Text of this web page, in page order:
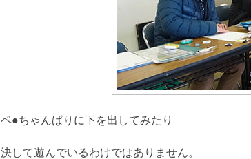
ペ●ちゃんばりに下を出してみたり
決して遊んでいるわけではありません。